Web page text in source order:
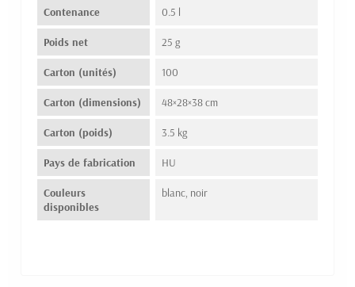
Contenance 0.5 l
Poids net 25 g
Carton (unités) 100
Carton (dimensions) 48×28×38 cm
Carton (poids) 3.5 kg
Pays de fabrication HU
Couleurs
disponibles
blanc, noir